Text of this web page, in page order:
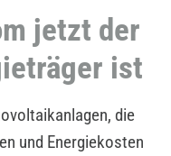
jetzt der
ist
die
und Energiekosten